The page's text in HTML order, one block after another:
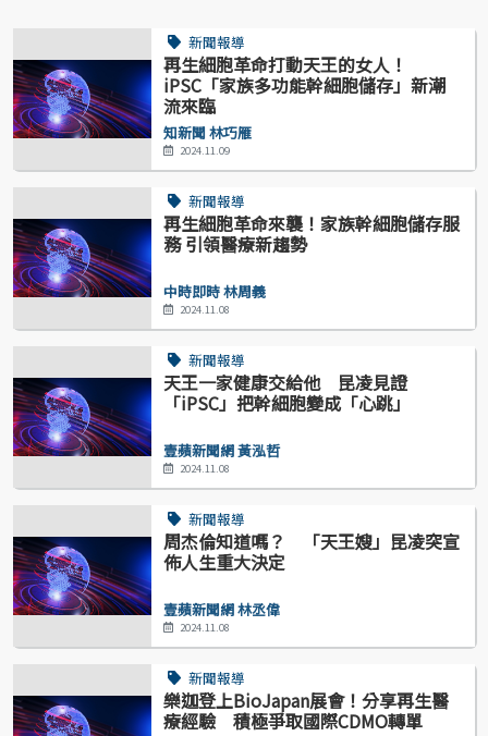
新聞報導
再生細胞革命打動天王的女人！
iPSC「家族多功能幹細胞儲存」新潮
流來臨
知新聞 林巧雁
2024.11.09
新聞報導
再生細胞革命來襲！家族幹細胞儲存服
務 引領醫療新趨勢
中時即時 林周義
2024.11.08
新聞報導
天王一家健康交給他 昆凌見證
「iPSC」把幹細胞變成「心跳」
壹蘋新聞網 黃泓哲
2024.11.08
新聞報導
周杰倫知道嗎？ 「天王嫂」昆凌突宣
佈人生重大決定
壹蘋新聞網 林丞偉
2024.11.08
新聞報導
樂迦登上BioJapan展會！分享再生醫
療經驗 積極爭取國際CDMO轉單